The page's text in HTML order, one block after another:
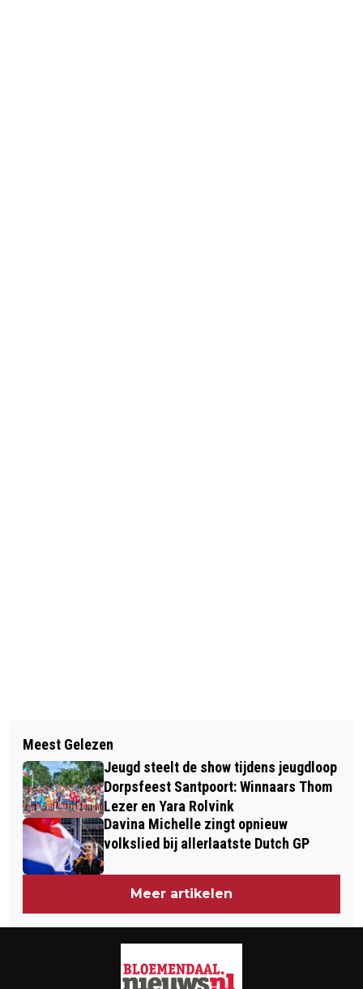
HEEMSTEDE: A TASTE OF
HONEY...TASTING MUCH SWEETER
THAN WHINE
STUDENT BEHAALT OP 51STE EERSTE
DIPLOMA
Meest Gelezen
Jeugd steelt de show tijdens jeugdloop
Dorpsfeest Santpoort: Winnaars Thom
Lezer en Yara Rolvink
Davina Michelle zingt opnieuw
volkslied bij allerlaatste Dutch GP
Meer artikelen